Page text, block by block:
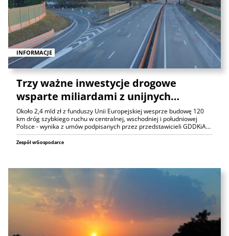
INFORMACJE
Trzy ważne inwestycje drogowe
wsparte miliardami z unijnych…
Około 2,4 mld zł z funduszy Unii Europejskiej wesprze budowę 120
km dróg szybkiego ruchu w centralnej, wschodniej i południowej
Polsce - wynika z umów podpisanych przez przedstawicieli GDDKiA…
Zespół wGospodarce